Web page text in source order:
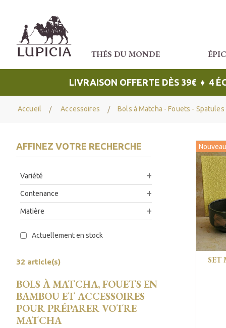
THÉS DU MONDE
LIVRAISON OFFERTE DÈS 39€ ♦ 4
Accueil Accessoires Bols à Matcha - Fouets - Spatules
AFFINEZ VOTRE RECHERCHE
Variété
Contenance
Matière
Actuellement en stock
32 article(s)
BOLS À MATCHA, FOUETS EN
BAMBOU ET ACCESSOIRES
POUR PRÉPARER VOTRE
MATCHA
SET